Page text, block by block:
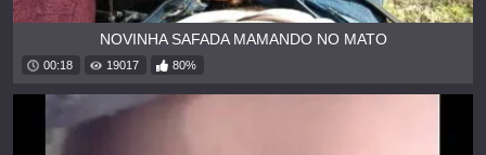
NOVINHA SAFADA MAMANDO NO MATO
00:18 19017 80%